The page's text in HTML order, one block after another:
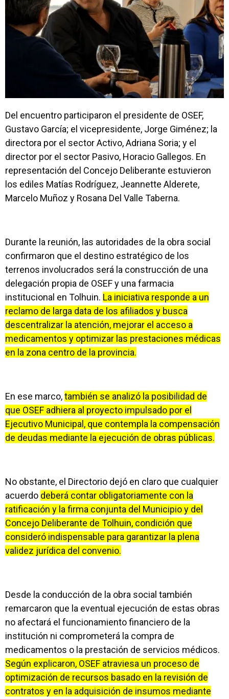
Del encuentro participaron el presidente de OSEF,
Gustavo García; el vicepresidente, Jorge Giménez; la
directora por el sector Activo, Adriana Soria; y el
director por el sector Pasivo, Horacio Gallegos. En
representación del Concejo Deliberante estuvieron
los ediles Matías Rodríguez, Jeannette Alderete,
Marcelo Muñoz y Rosana Del Valle Taberna.
Durante la reunión, las autoridades de la obra social
confirmaron que el destino estratégico de los
terrenos involucrados será la construcción de una
delegación propia de OSEF y una farmacia
institucional en Tolhuin. La iniciativa responde a un
reclamo de larga data de los afiliados y busca
descentralizar la atención, mejorar el acceso a
medicamentos y optimizar las prestaciones médicas
en la zona centro de la provincia.
En ese marco,también se analizó la posibilidad de
que OSEF adhiera al proyecto impulsado por el
Ejecutivo Municipal, que contempla la compensación
de deudas mediante la ejecución de obras públicas.
No obstante, el Directorio dejó en claro que cualquier
acuerdo deberá contar obligatoriamente con la
ratificación y la firma conjunta del Municipio y del
Concejo Deliberante de Tolhuin, condición que
consideró indispensable para garantizar la plena
validez jurídica del convenio.
Desde la conducción de la obra social también
remarcaron que la eventual ejecución de estas obras
no afectará el funcionamiento financiero de la
institución ni comprometerá la compra de
medicamentos o la prestación de servicios médicos.
Según explicaron, OSEF atraviesa un proceso de
optimización de recursos basado en la revisión de
contratos y en la adquisición de insumos mediante